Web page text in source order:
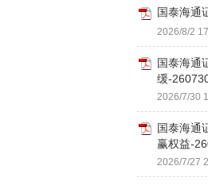
国泰海通
2026/8/2
国泰海通
缓-
2026/7/30
国泰海通
赢权益-
2026/7/27